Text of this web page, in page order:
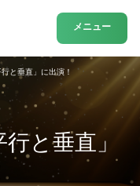
メニュー
と垂直」
と垂直」に出演！